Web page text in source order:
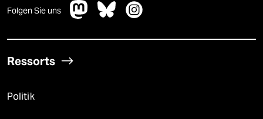
Folgen Sie uns
Ressorts
Politik